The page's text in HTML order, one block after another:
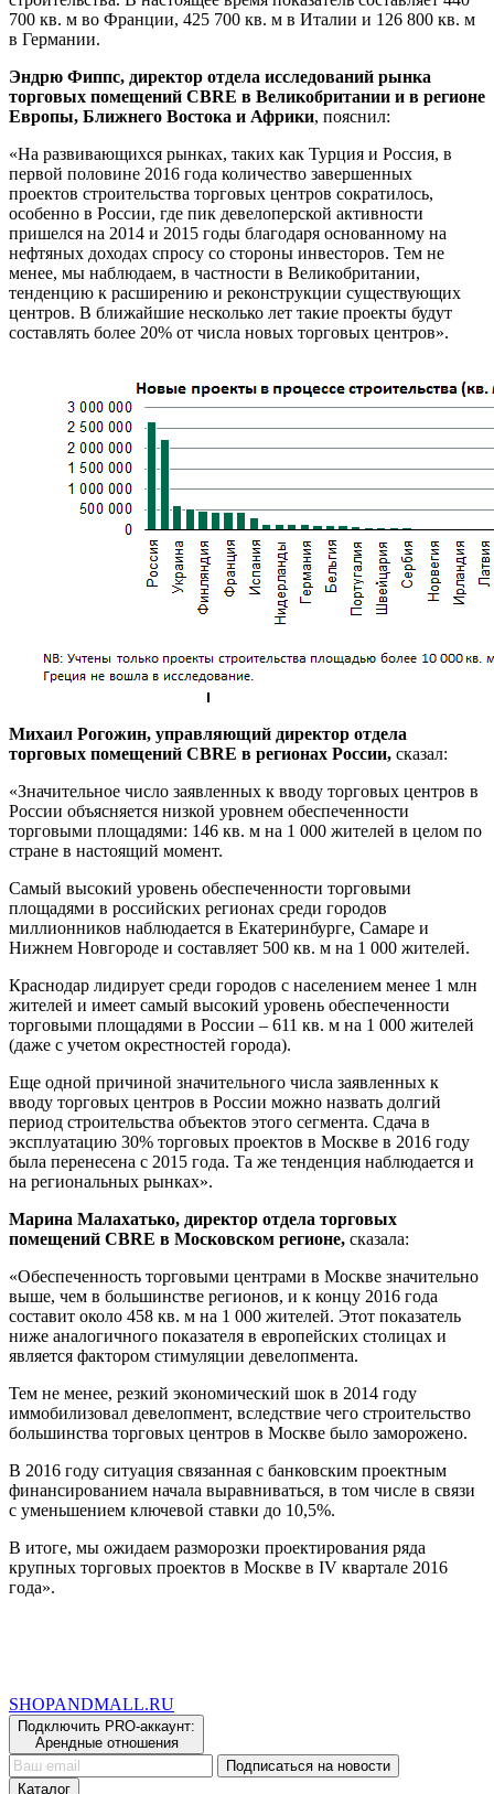
700 кв. м во Франции, 425 700 кв. м в Италии и 126 800 кв. м
в Германии.
Эндрю Фиппс, директор отдела исследований рынка
торговых помещений CBRE в Великобритании и в регионе
Европы, Ближнего Востока и Африки, пояснил:
«На развивающихся рынках, таких как Турция и Россия, в
первой половине 2016 года количество завершенных
проектов строительства торговых центров сократилось,
особенно в России, где пик девелоперской активности
пришелся на 2014 и 2015 годы благодаря основанному на
нефтяных доходах спросу со стороны инвесторов. Тем не
менее, мы наблюдаем, в частности в Великобритании,
тенденцию к расширению и реконструкции существующих
центров. В ближайшие несколько лет такие проекты будут
составлять более 20% от числа новых торговых центров».
Михаил Рогожин, управляющий директор отдела
торговых помещений CBRE в регионах России, сказал:
«Значительное число заявленных к вводу торговых центров в
России объясняется низкой уровнем обеспеченности
торговыми площадями: 146 кв. м на 1 000 жителей в целом по
стране в настоящий момент.
Самый высокий уровень обеспеченности торговыми
площадями в российских регионах среди городов
миллионников наблюдается в Екатеринбурге, Самаре и
Нижнем Новгороде и составляет 500 кв. м на 1 000 жителей.
Краснодар лидирует среди городов с населением менее 1 млн
жителей и имеет самый высокий уровень обеспеченности
торговыми площадями в России – 611 кв. м на 1 000 жителей
(даже с учетом окрестностей города).
Еще одной причиной значительного числа заявленных к
вводу торговых центров в России можно назвать долгий
период строительства объектов этого сегмента. Сдача в
эксплуатацию 30% торговых проектов в Москве в 2016 году
была перенесена с 2015 года. Та же тенденция наблюдается и
на региональных рынках».
Марина Малахатько, директор отдела торговых
помещений CBRE в Московском регионе, сказала:
«Обеспеченность торговыми центрами в Москве значительно
выше, чем в большинстве регионов, и к концу 2016 года
составит около 458 кв. м на 1 000 жителей. Этот показатель
ниже аналогичного показателя в европейских столицах и
является фактором стимуляции девелопмента.
Тем не менее, резкий экономический шок в 2014 году
иммобилизовал девелопмент, вследствие чего строительство
большинства торговых центров в Москве было заморожено.
В 2016 году ситуация связанная с банковским проектным
финансированием начала выравниваться, в том числе в связи
с уменьшением ключевой ставки до 10,5%.
В итоге, мы ожидаем разморозки проектирования ряда
крупных торговых проектов в Москве в IV квартале 2016
года».
SHOPANDMALL.RU
Подключить PRO-аккаунт:
Арендные отношения
Подписаться на новости
Каталог